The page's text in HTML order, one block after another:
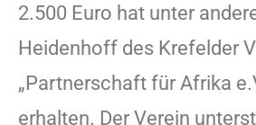
2.500 Euro hat unter
Heidenhoff des Krefelder
„Partnerschaft für Afrika
erhalten. Der Verein